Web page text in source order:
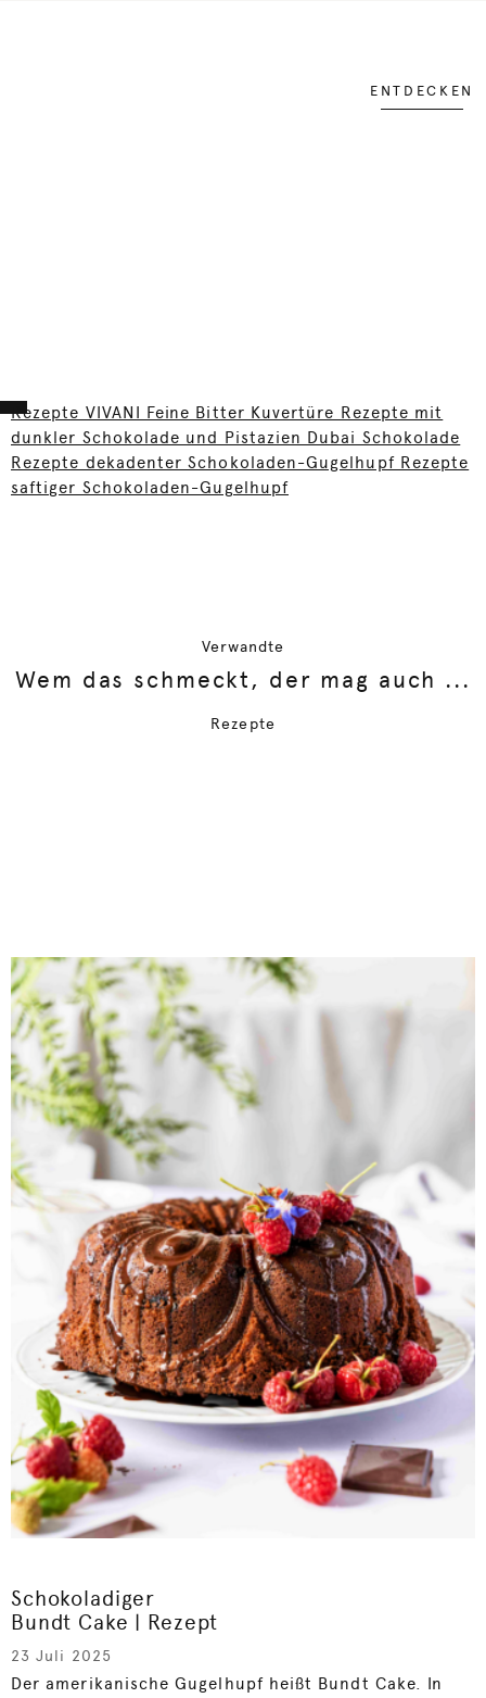
ENTDECKEN
Rezepte VIVANI Feine Bitter Kuvertüre Rezepte mit
dunkler Schokolade und Pistazien Dubai Schokolade
Rezepte dekadenter Schokoladen-Gugelhupf Rezepte
saftiger Schokoladen-Gugelhupf
Verwandte
Wem das schmeckt, der mag auch ...
Rezepte
Schokoladiger
Bundt Cake | Rezept
23 Juli 2025
Der amerikanische Gugelhupf heißt Bundt Cake. In